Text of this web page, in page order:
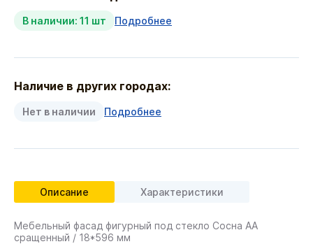
В наличии: 11 шт Подробнее
Наличие в других городах:
Нет в наличии Подробнее
Описание Характеристики
Мебельный фасад фигурный под стекло Сосна АА
сращенный / 18*596 мм